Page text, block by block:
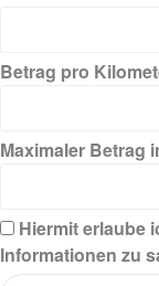
Betrag pro
Maximaler Betrag
Hiermit erlaube
Informationen zu